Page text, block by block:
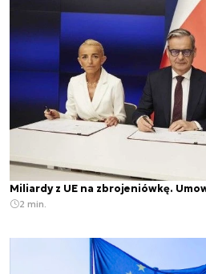
Miliardy z UE na zbrojeniówkę.
2 min.